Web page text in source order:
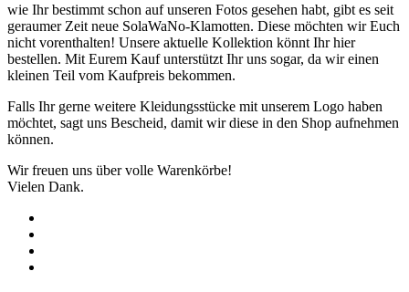
wie Ihr bestimmt schon auf unseren Fotos gesehen habt, gibt es seit
geraumer Zeit neue SolaWaNo-Klamotten. Diese möchten wir Euch
nicht vorenthalten! Unsere aktuelle Kollektion könnt Ihr hier
bestellen. Mit Eurem Kauf unterstützt Ihr uns sogar, da wir einen
kleinen Teil vom Kaufpreis bekommen.
Falls Ihr gerne weitere Kleidungsstücke mit unserem Logo haben
möchtet, sagt uns Bescheid, damit wir diese in den Shop aufnehmen
können.
Wir freuen uns über volle Warenkörbe!
Vielen Dank.